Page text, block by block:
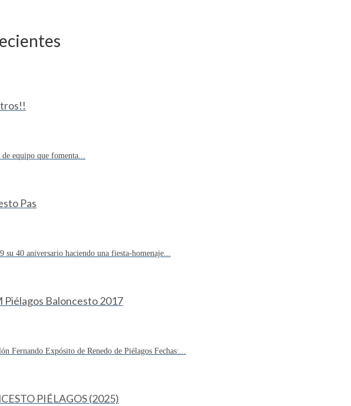
equipo que fomenta...
Pas
su 40 aniversario haciendo una fiesta-homenaje...
Piélagos Baloncesto 2017
Fernando Expósito de Renedo de Piélagos Fechas:...
PIÉLAGOS (2025)